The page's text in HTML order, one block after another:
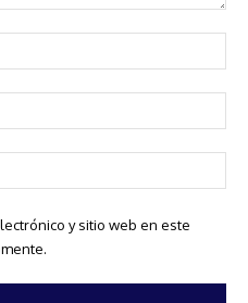
y sitio web en este